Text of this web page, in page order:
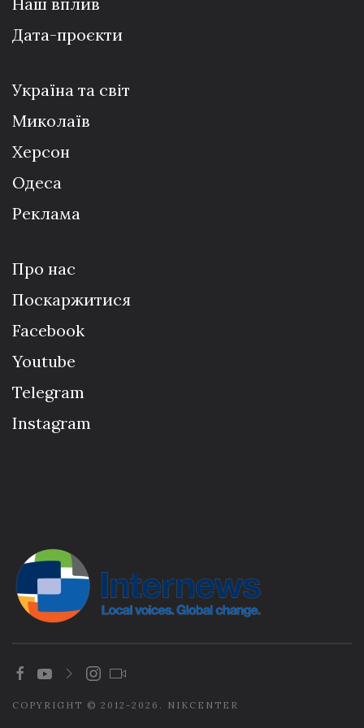
Дата-проєкти
Україна та світ
Миколаїв
Херсон
Одеса
Реклама
Про нас
Поскаржитися
Facebook
Youtube
Telegram
Instagram
COPYRIGHT © 2012-2026. NIKCENTER